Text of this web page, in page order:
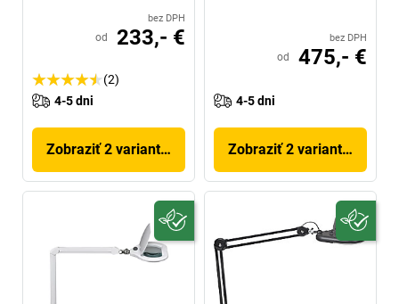
bez DPH
od 233,- €
(2)
4-5 dni
Zobraziť 2 variantov
bez DPH
od 475,- €
4-5 dni
Zobraziť 2 variantov